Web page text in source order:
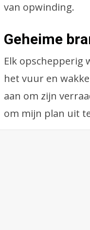
van opwinding.
Geheime
Elk opschepperig
het vuur en
aan om zijn
om mijn plan uit